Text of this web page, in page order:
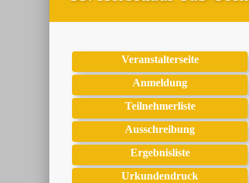
Veranstalterseite
Anmeldung
Teilnehmerliste
Ausschreibung
Ergebnisliste
Urkundendruck